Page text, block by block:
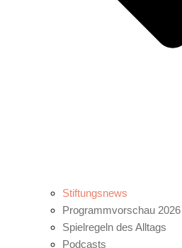
Stiftungsnews
Programmvorschau 2026
Spielregeln des Alltags
Podcasts